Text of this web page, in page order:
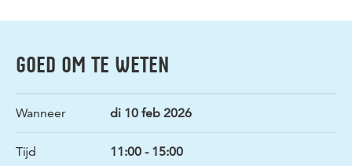
GOED OM TE WETEN
Wanneer di 10 feb 2026
Tijd 11:00 - 15:00